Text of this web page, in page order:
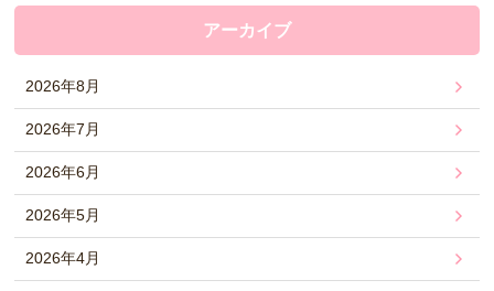
アーカイブ
2026年8月
2026年7月
2026年6月
2026年5月
2026年4月